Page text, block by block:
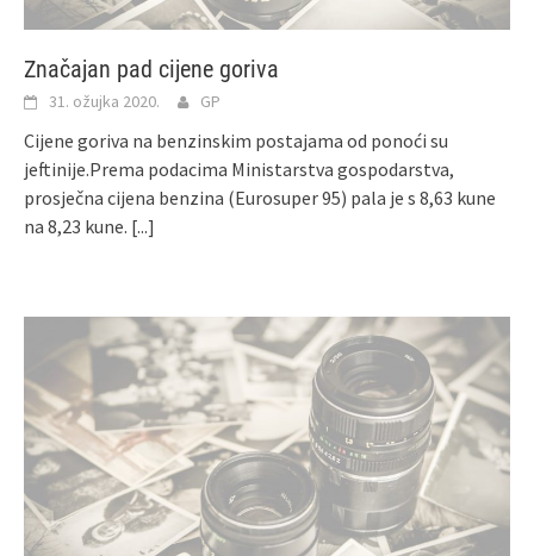
Značajan pad cijene goriva
31. ožujka 2020. GP
Cijene goriva na benzinskim postajama od ponoći su
jeftinije.Prema podacima Ministarstva gospodarstva,
prosječna cijena benzina (Eurosuper 95) pala je s 8,63 kune
na 8,23 kune. [...]